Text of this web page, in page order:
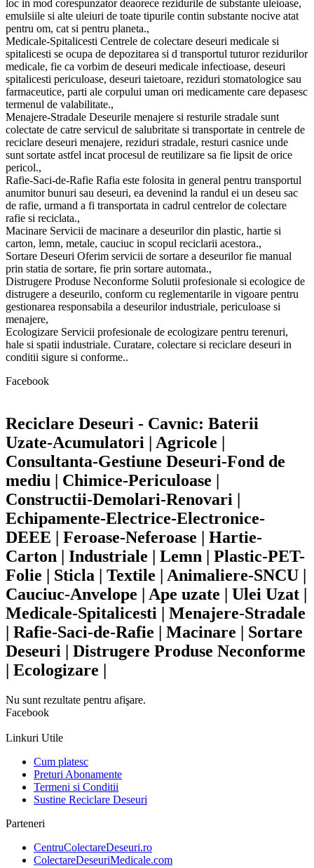
loc in mod corespunzator deaorece rezidurile de substante uleioase,
emulsiile si alte uleiuri de toate tipurile contin substante nocive atat
pentru om, cat si pentru planeta.,
Medicale-Spitalicesti Centrele de colectare deseuri medicale si
spitalicesti se ocupa de depozitarea si d transportul tuturor rezidurilor
medicale, fie ca vorbim de deseuri medicale infectioase, deseuri
spitalicesti periculoase, deseuri taietoare, reziduri stomatologice sau
farmaceutice, parti ale corpului uman ori medicamente care depasesc
termenul de valabilitate.,
Menajere-Stradale Deseurile menajere si resturile stradale sunt
colectate de catre servicul de salubritate si transportate in centrele de
reciclare deseuri menajere, reziduri stradale, resturi casnice unde
sunt sortate astfel incat procesul de reutilizare sa fie lipsit de orice
pericol.,
Rafie-Saci-de-Rafie Rafia este folosita in general pentru transportul
anumitor bunuri sau deseuri, ea devenind la randul ei un deseu sac
de rafie, urmand a fi transportata in cadrul centrelor de colectare
rafie si reciclata.,
Macinare Servicii de macinare a deseurilor din plastic, hartie si
carton, lemn, metale, cauciuc in scopul reciclarii acestora.,
Sortare Deseuri Oferim servicii de sortare a deseurilor fie manual
prin statia de sortare, fie prin sortare automata.,
Distrugere Produse Neconforme Solutii profesionale si ecologice de
distrugere a deseurilo, conform cu reglementarile in vigoare pentru
gestionarea responsabila a deseurilor industriale, periculoase si
menajere,
Ecologizare Servicii profesionale de ecologizare pentru terenuri,
hale si spatii industriale. Curatare, colectare si reciclare deseuri in
conditii sigure si conforme..
Facebook
Reciclare Deseuri - Cavnic: Baterii
Uzate-Acumulatori | Agricole |
Consultanta-Gestiune Deseuri-Fond de
mediu | Chimice-Periculoase |
Constructii-Demolari-Renovari |
Echipamente-Electrice-Electronice-
DEEE | Feroase-Neferoase | Hartie-
Carton | Industriale | Lemn | Plastic-PET-
Folie | Sticla | Textile | Animaliere-SNCU |
Cauciuc-Anvelope | Ape uzate | Ulei Uzat |
Medicale-Spitalicesti | Menajere-Stradale
| Rafie-Saci-de-Rafie | Macinare | Sortare
Deseuri | Distrugere Produse Neconforme
| Ecologizare |
Nu sunt rezultate pentru afişare.
Facebook
Linkuri Utile
Cum platesc
Preturi Abonamente
Termeni si Conditii
Sustine Reciclare Deseuri
Parteneri
CentruColectareDeseuri.ro
ColectareDeseuriMedicale.com